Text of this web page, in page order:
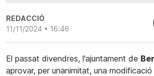
REDACCIÓ
11/11/2024 • 16:46
El passat divendres, l'ajuntament de
aprovar, per unanimitat, una